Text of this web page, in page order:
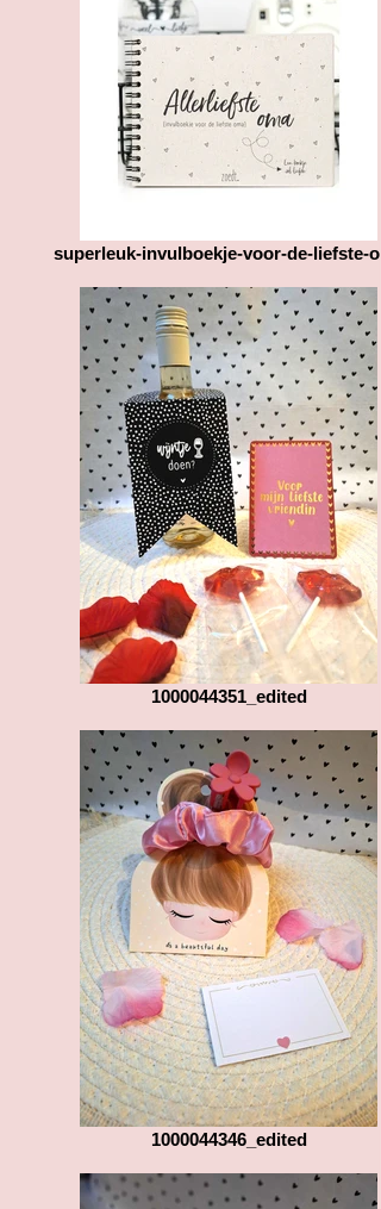
superleuk-invulboekje-voor-de-liefste-
1000044351_edited
1000044346_edited